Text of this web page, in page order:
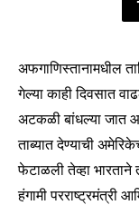
अफगाणिस्तानामधील
गेल्या काही दिवसात
अटकळी बांधल्या जात
ताब्यात देण्याची
फेटाळली तेव्हा भारताने
हंगामी परराष्ट्रमंत्री